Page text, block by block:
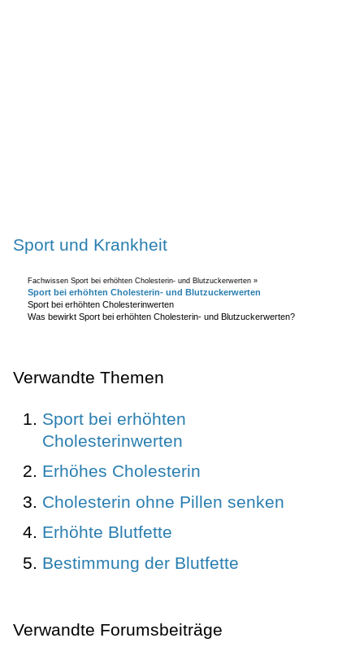
Sport und Krankheit
Fachwissen Sport bei erhöhten Cholesterin- und Blutzuckerwerten »
Sport bei erhöhten Cholesterin- und Blutzuckerwerten
Sport bei erhöhten Cholesterinwerten
Was bewirkt Sport bei erhöhten Cholesterin- und Blutzuckerwerten?
Verwandte Themen
Sport bei erhöhten
Cholesterinwerten
Erhöhes Cholesterin
Cholesterin ohne Pillen senken
Erhöhte Blutfette
Bestimmung der Blutfette
Verwandte Forumsbeiträge